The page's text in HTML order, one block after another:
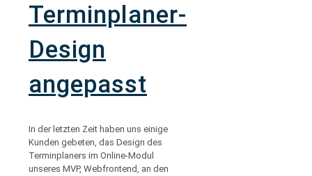
Terminplaner-
Design
angepasst
In der letzten Zeit haben uns einige
Kunden gebeten, das Design des
Terminplaners im Online-Modul
unseres MVP, Webfrontend, an den